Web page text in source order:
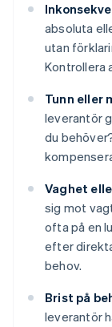
absoluta
utan
Kontrollera
Tunn eller
leverantör
du
Vaghet
sig mot
ofta på en
efter
behov.
Brist på
leverantör